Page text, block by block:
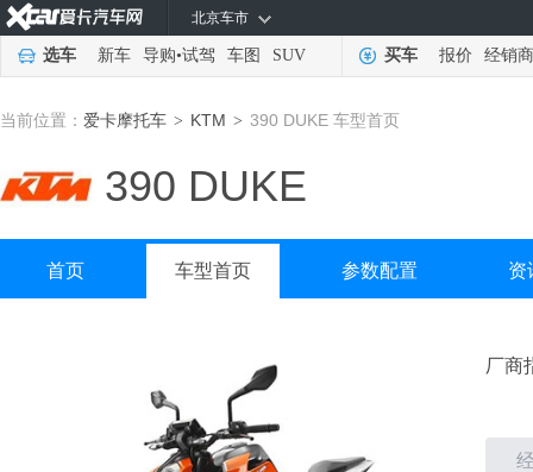
北京车市
选车 新车 导购•试驾 车图 SUV 买车 报价 经销商
当前位置： 爱卡摩托车 > KTM > 390 DUKE 车型首页
390 DUKE
首页 车型首页 参数配置 资
厂商